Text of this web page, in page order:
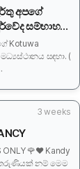
අපගේ
සම්භාහන
Kotuwa
සඳහා. (
3 weeks
ONLY 🌹❤️ Kandy
තරුණියක් නම් මෙම